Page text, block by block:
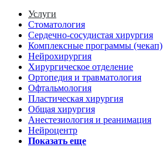
Услуги
Стоматология
Сердечно-сосудистая хирургия
Комплексные программы (чекап)
Нейрохирургия
Хирургическое отделение
Ортопедия и травматология
Офтальмология
Пластическая хирургия
Общая хирургия
Анестезиология и реанимация
Нейроцентр
Показать еще